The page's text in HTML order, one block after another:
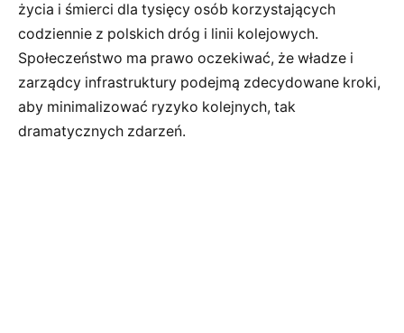
życia i śmierci dla tysięcy osób korzystających
codziennie z polskich dróg i linii kolejowych.
Społeczeństwo ma prawo oczekiwać, że władze i
zarządcy infrastruktury podejmą zdecydowane kroki,
aby minimalizować ryzyko kolejnych, tak
dramatycznych zdarzeń.